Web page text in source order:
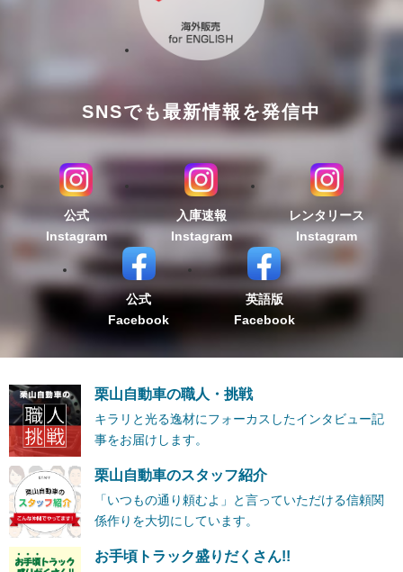
SNSでも最新情報を発信中
公式
Instagram
入庫速報
Instagram
レンタリース
Instagram
公式
Facebook
英語版
Facebook
栗山自動車の職人・挑戦
キラリと光る逸材にフォーカスしたインタビュー記
事をお届けします。
栗山自動車のスタッフ紹介
「いつもの通り頼むよ」と言っていただける信頼関
係作りを大切にしています。
お手頃トラック盛りだくさん!!